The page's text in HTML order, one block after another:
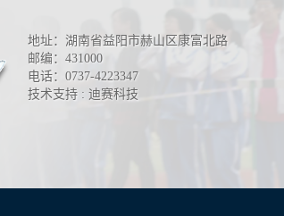
地址：湖南省益阳市赫山区康富北路
邮编：431000
电话：0737-4223347
技术支持 : 迪赛科技